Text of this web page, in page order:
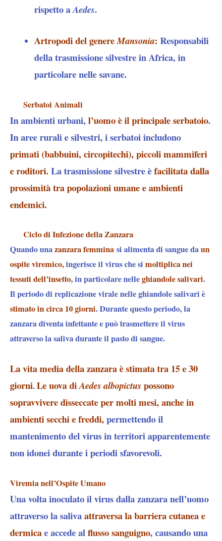
rispetto aAedes.
Artropodi del genereMansonia: Responsabili
della trasmissione silvestre in Africa, in
particolare nelle savane.
Serbatoi Animali
In ambienti urbani, l’uomo è il principale serbatoio.
In aree rurali e silvestri, i serbatoi includono
primati (babbuini, circopitechi), piccoli mammiferi
e roditori. La trasmissione silvestre èfacilitata dalla
prossimità tra popolazioni umane e ambienti
endemici.
Ciclo di Infezione della Zanzara
Quando unazanzara femmina si alimenta di sangue daun
ospite viremico,ingerisce il virus che si moltiplica nei
tessuti dell’insetto, in particolare nelleghiandole salivari.
Il periodo di replicazione virale nelle ghiandole salivari è
stimato in circa 10 giorni. Durante questo periodo, la
zanzara diventa infettante epuò trasmettere il virus
attraverso la saliva durante il pasto di sangue.​
La vita media della zanzara è stimata tra 15 e 30
giorni.Le uova diAedes albopictuspossono
sopravvivere disseccate per molti mesi, anche in
ambienti secchi e freddi,permettendo il
mantenimento del virus in territori apparentemente
non idonei durante i periodi sfavorevoli.
Viremia nell’Ospite Umano
Una volta inoculato il virus dalla zanzara nell’uomo
attraverso la salivaattraversa la barriera cutanea e
dermicae accede alflusso sanguigno, causando una